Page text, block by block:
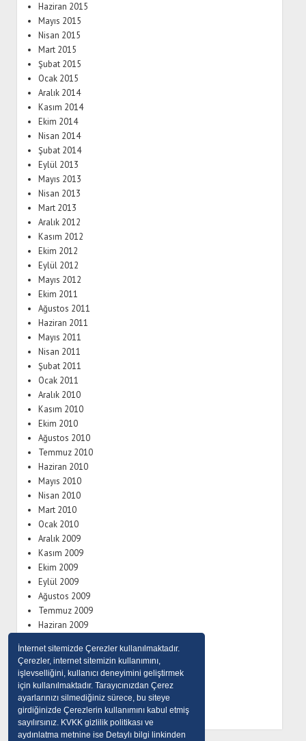
İnternet sitemizde Çerezler kullanılmaktadır.
Çerezler, internet sitemizin kullanımını,
işlevselliğini, kullanıcı deneyimini geliştirmek
için kullanılmaktadır. Tarayıcınızdan Çerez
ayarlarınızı silmediğiniz sürece, bu siteye
girdiğinizde Çerezlerin kullanımını kabul etmiş
sayılırsınız. KVKK gizlilik politikası ve
aydınlatma metnine ise Detaylı bilgi linkinden
Haziran 2015
Mayıs 2015
Nisan 2015
Mart 2015
Şubat 2015
Ocak 2015
Aralık 2014
Kasım 2014
Ekim 2014
Nisan 2014
Şubat 2014
Eylül 2013
Mayıs 2013
Nisan 2013
Mart 2013
Aralık 2012
Kasım 2012
Ekim 2012
Eylül 2012
Mayıs 2012
Ekim 2011
Ağustos 2011
Haziran 2011
Mayıs 2011
Nisan 2011
Şubat 2011
Ocak 2011
Aralık 2010
Kasım 2010
Ekim 2010
Ağustos 2010
Temmuz 2010
Haziran 2010
Mayıs 2010
Nisan 2010
Mart 2010
Ocak 2010
Aralık 2009
Kasım 2009
Ekim 2009
Eylül 2009
Ağustos 2009
Temmuz 2009
Haziran 2009
Eylül 2008
Temmuz 2008
Haziran 2008
Nisan 2008